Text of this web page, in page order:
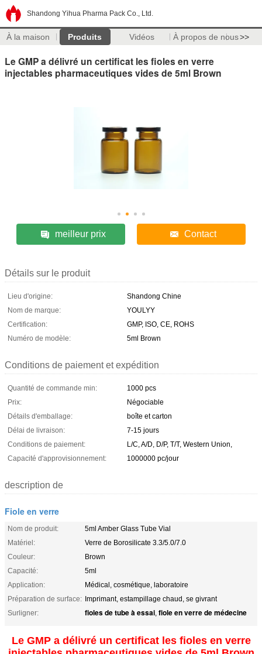
Shandong Yihua Pharma Pack Co., Ltd.
À la maison Produits Vidéos À propos de nous>>
Le GMP a délivré un certificat les fioles en verre
injectables pharmaceutiques vides de 5ml Brown
meilleur prix Contact
Détails sur le produit
Lieu d'origine:
Shandong Chine
Nom de marque:
YOULYY
Certification:
GMP, ISO, CE, ROHS
Numéro de modèle:
5ml Brown
Conditions de paiement et expédition
Quantité de commande min:
1000 pcs
Prix:
Négociable
Détails d'emballage:
boîte et carton
Délai de livraison:
7-15 jours
Conditions de paiement:
L/C, A/D, D/P, T/T, Western Union,
Capacité d'approvisionnement:
1000000 pc/jour
description de
Fiole en verre
Nom de produit:
5ml Amber Glass Tube Vial
Matériel:
Verre de Borosilicate 3.3/5.0/7.0
Couleur:
Brown
Capacité:
5ml
Application:
Médical, cosmétique, laboratoire
Préparation de surface: Imprimant, estampillage chaud, se givrant
Surligner:
fioles de tube à essai, fiole en verre de médecine
Le GMP a délivré un certificat les fioles en verre